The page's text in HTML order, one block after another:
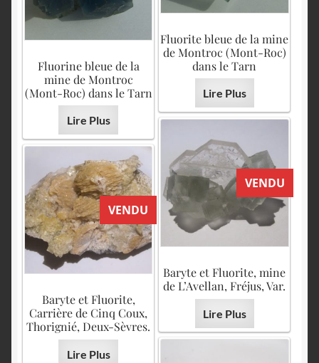
Fluorite bleue de la mine
de Montroc (Mont-Roc)
dans le Tarn
Lire Plus
Fluorine bleue de la
mine de Montroc
(Mont-Roc) dans le Tarn
Lire Plus
VENDU
Baryte et Fluorite, mine
de L’Avellan, Fréjus, Var.
Lire Plus
VENDU
Baryte et Fluorite,
Carrière de Cinq Coux,
Thorignié, Deux-Sèvres.
Lire Plus